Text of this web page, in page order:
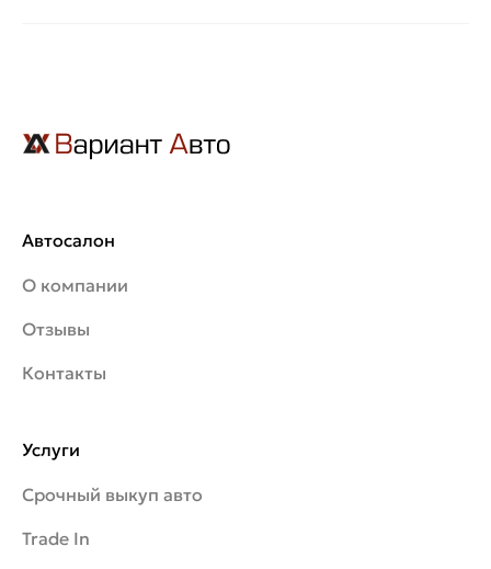
Автосалон
О компании
Отзывы
Контакты
Услуги
Срочный выкуп авто
Trade In